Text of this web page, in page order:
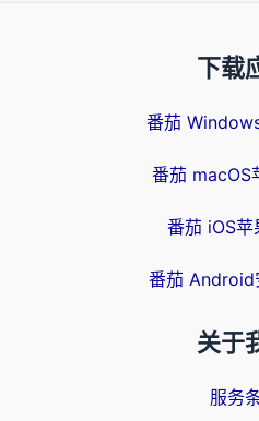
下载
番茄
番茄 macOS
番茄 iOS苹
番茄 Android
关于
服务